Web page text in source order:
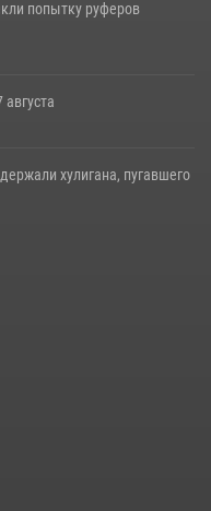
попытку руферов
хулигана, пугавшего